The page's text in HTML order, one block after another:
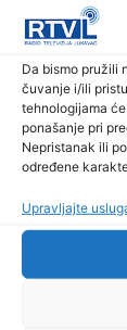
Da bismo pružili
čuvanje i/ili
tehnologijama
ponašanje pri
Nepristanak ili
određene
Upravljajte